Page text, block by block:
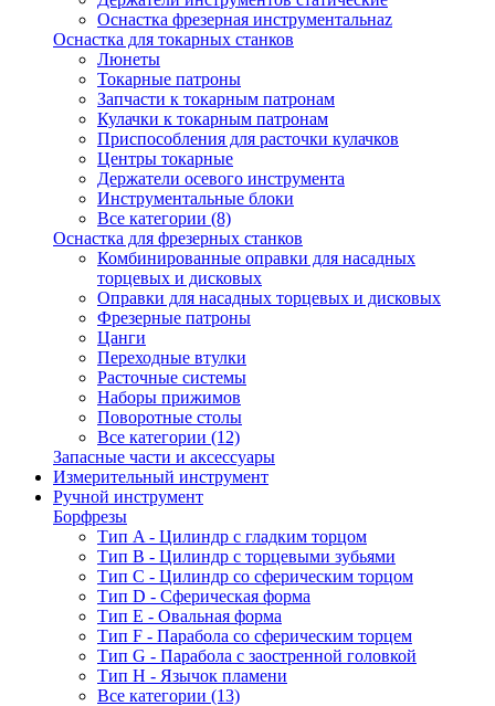
Оснастка фрезерная инструментальнаz
Оснастка для токарных станков
Люнеты
Токарные патроны
Запчасти к токарным патронам
Кулачки к токарным патронам
Приспособления для расточки кулачков
Центры токарные
Держатели осевого инструмента
Инструментальные блоки
Все категории (8)
Оснастка для фрезерных станков
Комбинированные оправки для насадных
торцевых и дисковых
Оправки для насадных торцевых и дисковых
Фрезерные патроны
Цанги
Переходные втулки
Расточные системы
Наборы прижимов
Поворотные столы
Все категории (12)
Запасные части и аксессуары
Измерительный инструмент
Ручной инструмент
Борфрезы
Тип A - Цилиндр с гладким торцом
Тип В - Цилиндр с торцевыми зубьями
Тип С - Цилиндр со сферическим торцом
Тип D - Сферическая форма
Тип Е - Овальная форма
Тип F - Парабола со сферическим торцем
Тип G - Парабола с заостренной головкой
Тип H - Язычок пламени
Все категории (13)